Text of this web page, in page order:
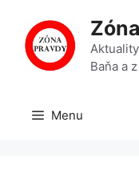
obsah
Baňa a
Menu